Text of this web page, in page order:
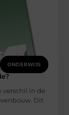
ONDERWIJS
verschil in de
Dit